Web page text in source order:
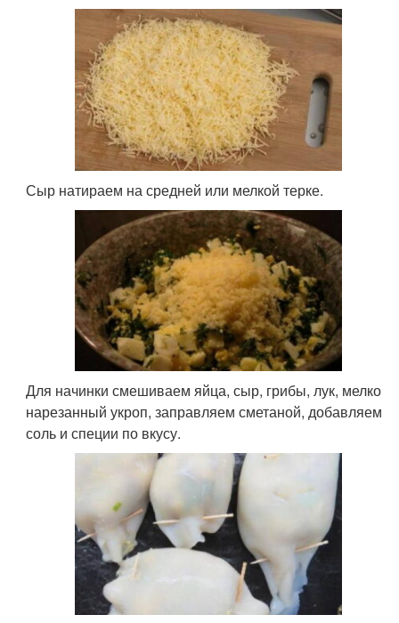
Сыр натираем на средней или мелкой терке.
Для начинки смешиваем яйца, сыр, грибы, лук, мелко
нарезанный укроп, заправляем сметаной, добавляем
соль и специи по вкусу.